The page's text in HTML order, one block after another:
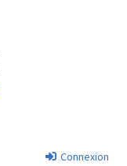
Connexion